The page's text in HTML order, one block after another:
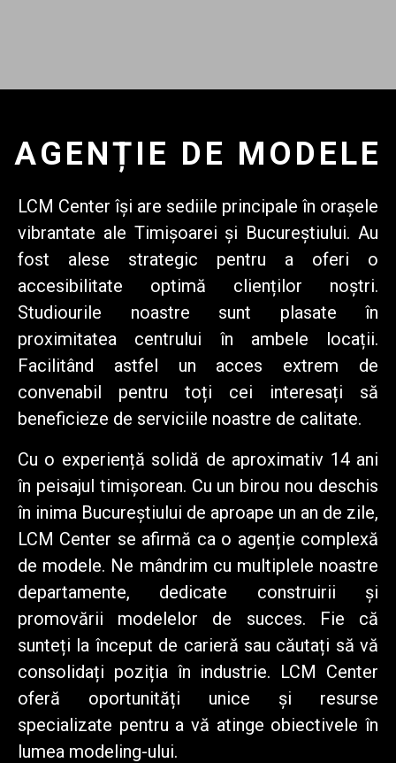
AGENȚIE DE MODELE
LCM Center își are sediile principale în orașele
vibrantate ale Timișoarei și Bucureștiului. Au
fost alese strategic pentru a oferi o
accesibilitate optimă clienților noștri.
Studiourile noastre sunt plasate în
proximitatea centrului în ambele locații.
Facilitând astfel un acces extrem de
convenabil pentru toți cei interesați să
beneficieze de serviciile noastre de calitate.
Cu o experiență solidă de aproximativ 14 ani
în peisajul timișorean. Cu un birou nou deschis
în inima Bucureștiului de aproape un an de zile,
LCM Center se afirmă ca o agenție complexă
de modele. Ne mândrim cu multiplele noastre
departamente, dedicate construirii și
promovării modelelor de succes. Fie că
sunteți la început de carieră sau căutați să vă
consolidați poziția în industrie. LCM Center
oferă oportunități unice și resurse
specializate pentru a vă atinge obiectivele în
lumea modeling-ului.